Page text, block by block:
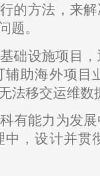
的方法，来
题。
础设施项目
助海外项目
法移交运维数
有能力为发
，设计并贯